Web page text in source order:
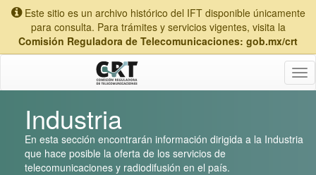
Este sitio es un archivo histórico del IFT disponible únicamente
para consulta. Para trámites y servicios vigentes, visita la
Comisión Reguladora de Telecomunicaciones: gob.mx/crt
Industria
En esta sección encontrarán información dirigida a la Industria
que hace posible la oferta de los servicios de
telecomunicaciones y radiodifusión en el país.